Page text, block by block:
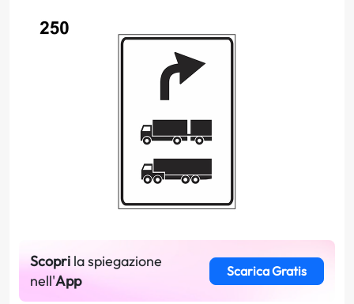
Scopri la spiegazione
nell'App
Scarica Gratis